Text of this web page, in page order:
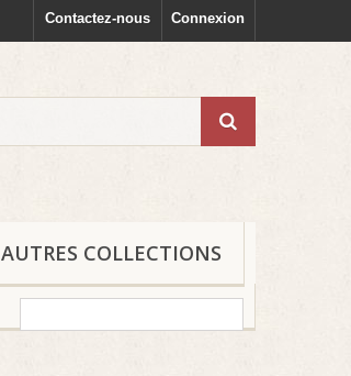
Connexion
Contactez-nous
AUTRES COLLECTIONS